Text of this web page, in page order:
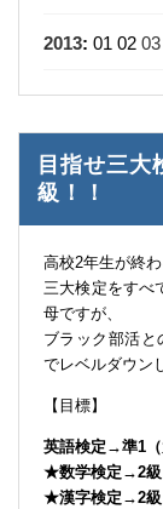
2013: 01 02 03
目指せ三大
級！！
高校2年生が終わ
三大検定をすべ
母ですが、
ブラック部活
でレベルダウン
【目標】
英語検定→準1（
★数学検定→2
★漢字検定→2